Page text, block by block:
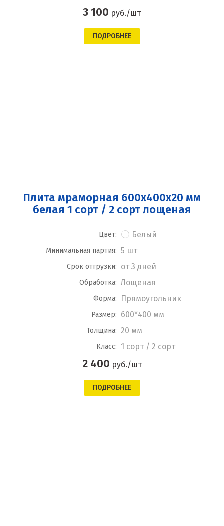
3 100 руб./шт
ПОДРОБНЕЕ
Плита мраморная 600x400x20 мм
белая 1 сорт / 2 сорт лощеная
Цвет: Белый
Минимальная партия: 5 шт
Срок отгрузки: от 3 дней
Обработка: Лощеная
Форма: Прямоугольник
Размер: 600*400 мм
Толщина: 20 мм
Класс: 1 сорт / 2 сорт
2 400 руб./шт
ПОДРОБНЕЕ